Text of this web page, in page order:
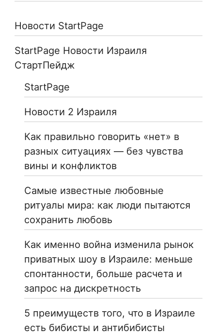
Новости StartPage
StartPage Новости Израиля
СтартПейдж
StartPage
Новости 2 Израиля
Как правильно говорить «нет» в
разных ситуациях — без чувства
вины и конфликтов
Самые известные любовные
ритуалы мира: как люди пытаются
сохранить любовь
Как именно война изменила рынок
приватных шоу в Израиле: меньше
спонтанности, больше расчета и
запрос на дискретность
5 преимуществ того, что в Израиле
есть бибисты и антибибисты